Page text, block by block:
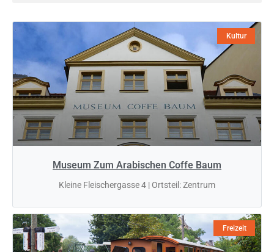
Kultur
Museum Zum Arabischen Coffe Baum
Kleine Fleischergasse 4 | Ortsteil: Zentrum
Freizeit